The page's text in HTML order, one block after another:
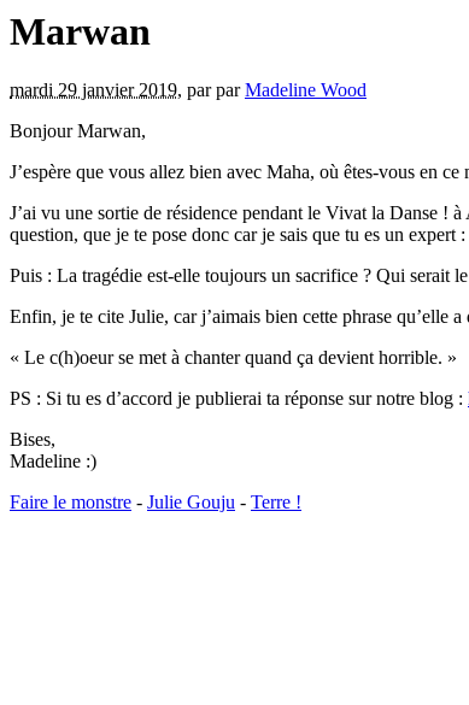
Marwan
mardi 29 janvier 2019, parparMadeline Wood
Bonjour Marwan,
J’espère que vous allez bien avec Maha, où êtes-vous en ce
J’ai vu une sortie de résidence pendant le Vivat la Danse !
question, que je te pose donc car je sais que tu es un expert
Puis : La tragédie est-elle toujours un sacrifice ? Qui serait
Enfin, je te cite Julie, car j’aimais bien cette phrase qu’elle a
« Le c(h)oeur se met à chanter quand ça devient horrible. »
PS : Si tu es d’accord je publierai ta réponse sur notre blog :
Bises,
Madeline :)
Faire le monstre - Julie Gouju - Terre !